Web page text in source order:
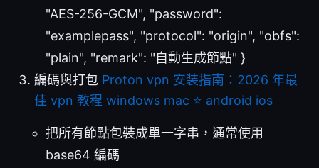
"AES-256-GCM", "password":
"examplepass", "protocol": "origin", "obfs":
"plain", "remark": "自動生成節點" }
編碼與打包 Proton vpn 安装指南：2026 年最
佳 vpn 教程 windows mac ⭐ android ios
把所有節點包裝成單一字串，通常使用
base64 編碼